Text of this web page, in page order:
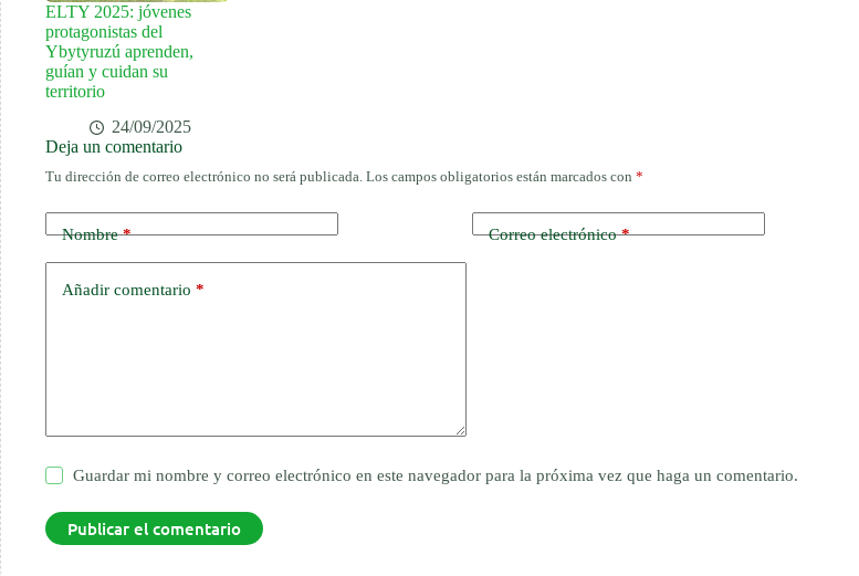
ELTY 2025: jóvenes
protagonistas del
Ybytyruzú aprenden,
guían y cuidan su
territorio
24/09/2025
Deja un comentario
Tu dirección de correo electrónico no será publicada. Los campos obligatorios están marcados con *
Nombre* Correo electrónico*
Añadir comentario *
Guardar mi nombre y correo electrónico en este navegador para la próxima vez que haga un comentario.
Publicar el comentario